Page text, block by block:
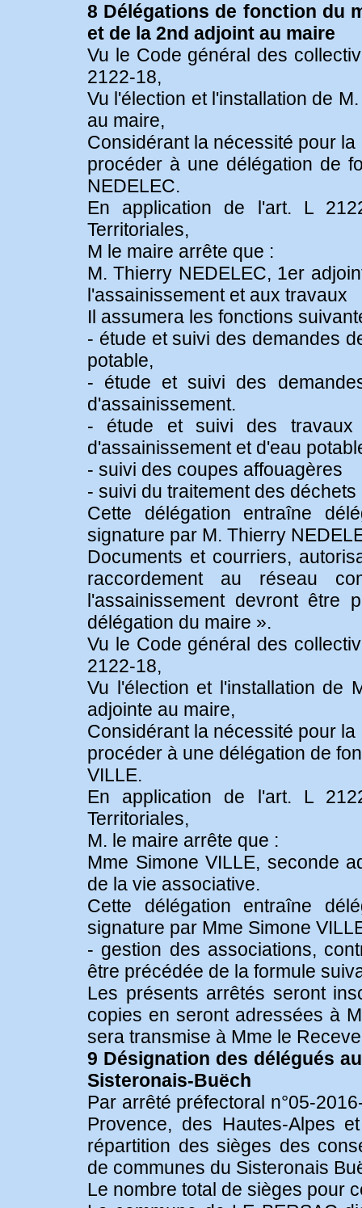
8 Délégations de fonction du
et de la 2nd adjoint au maire
Vu le Code général des
2122-18,
Vu l'élection et l'installation de
au maire,
Considérant la nécessité pour
procéder à une délégation de
NEDELEC.
En application de l'art. L
Territoriales,
M le maire arrête que :
M. Thierry NEDELEC, 1er
l'assainissement et aux travaux
Il assumera les fonctions
- étude et suivi des demandes
potable,
- étude et suivi des
d'assainissement.
- étude et suivi des travaux
d'assainissement et d'eau
- suivi des coupes affouagères
- suivi du traitement des déchets
Cette délégation entraîne
signature par M. Thierry
Documents et courriers,
raccordement au réseau
l'assainissement devront être
délégation du maire ».
Vu le Code général des
2122-18,
Vu l'élection et l'installation de
adjointe au maire,
Considérant la nécessité pour
procéder à une délégation de
VILLE.
En application de l'art. L
Territoriales,
M. le maire arrête que :
Mme Simone VILLE, seconde
de la vie associative.
Cette délégation entraîne
signature par Mme Simone
- gestion des associations,
être précédée de la formule
Les présents arrêtés seront
copies en seront adressées à
sera transmise à Mme le
9 Désignation des délégués
Sisteronais-Buëch
Par arrêté préfectoral n°05-
Provence, des Hautes-Alpes
répartition des sièges des
de communes du Sisteronais
Le nombre total de sièges pour